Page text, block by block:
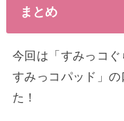
まとめ
今回は 「すみっコ
すみっコパッド」
た！